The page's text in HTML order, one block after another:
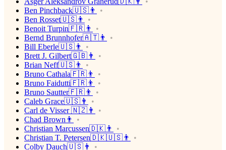
Ben Pinchback🇺🇸👨
Ben Rosset🇺🇸👨
Benoit Turpin🇫🇷👨
Bernd Brunnhofer🇦🇹👨
Bill Eberle🇺🇸👨
Brett J. Gilbert🇬🇧👨
Brian Neff🇺🇸👨
Bruno Cathala🇫🇷👨
Bruno Faidutti🇫🇷👨
Bruno Sautter🇫🇷👨
Caleb Grace🇺🇸👨
Carl de Visser 🇳🇿👨
Chad Brown👨
Christian Marcussen🇩🇰👨
Christian T. Petersen🇩🇰🇺🇸👨
Colby Dauch🇺🇸👨